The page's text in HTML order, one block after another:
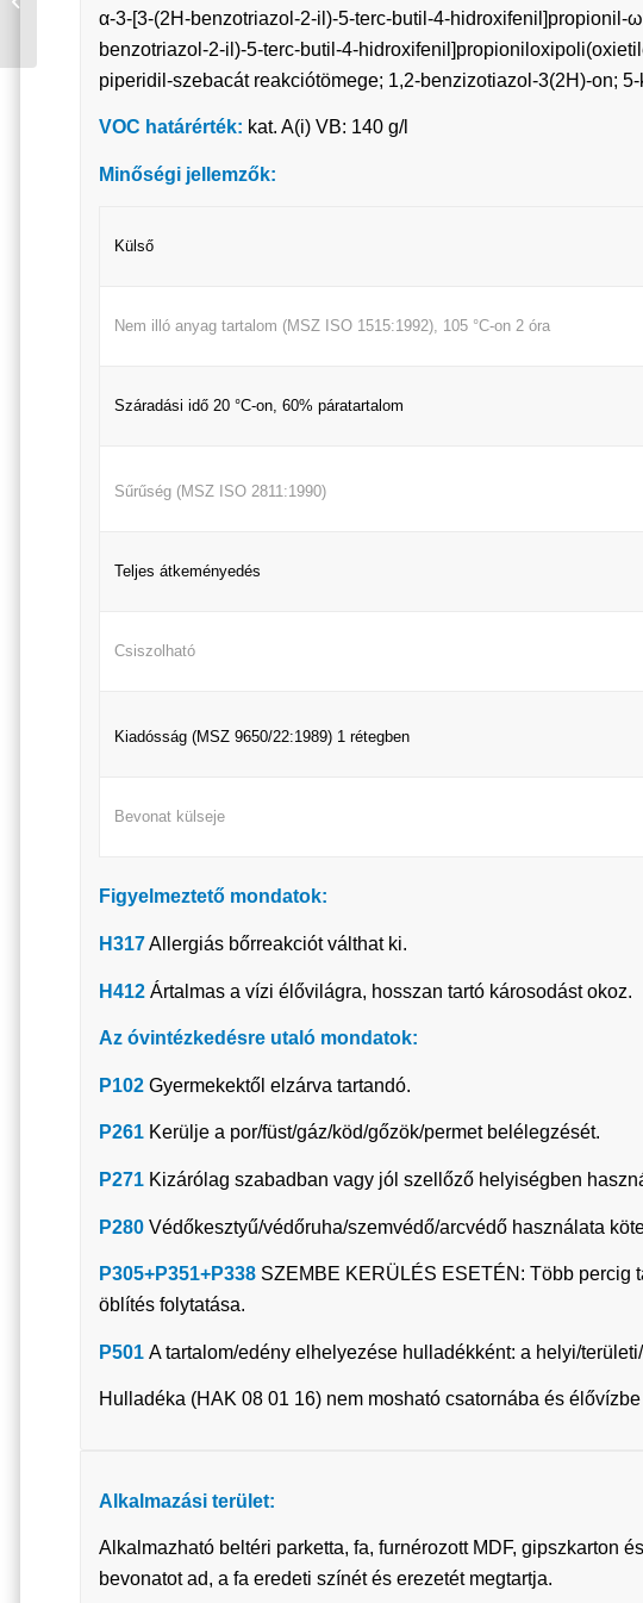
α-3-[3-(2H-benzotriazol-2-il)-5-terc-butil-4-
benzotriazol-2-il)-5-terc-butil-4-
piperidil-szebacát reakciótömege; 1,2-benzizotiazol-3(2H)-on;
VOC határérték: kat. A(i) VB: 140 g/l
Minőségi jellemzők:
Külső
Nem illó anyag tartalom (MSZ ISO 1515:1992), 105 °C-on 2 óra
Száradási idő 20 °C-on, 60% páratartalom
Sűrűség (MSZ ISO 2811:1990)
Teljes átkeményedés
Csiszolható
Kiadósság (MSZ 9650/22:1989) 1 rétegben
Bevonat külseje
Figyelmeztető mondatok:
H317Allergiás bőrreakciót válthat ki.
H412 Ártalmas a vízi élővilágra, hosszan tartó károsodást okoz.
Az óvintézkedésre utaló mondatok:
P102 Gyermekektől elzárva tartandó.
P261 Kerülje a por/füst/gáz/köd/gőzök/permet belélegzését.
P271 Kizárólag szabadban vagy jól szellőző helyiségben
P280 Védőkesztyű/védőruha/szemvédő/arcvédő használata
P305+P351+P338 SZEMBE KERÜLÉS ESETÉN: Több percig
öblítés folytatása.
P501 A tartalom/edény elhelyezése hulladékként: a helyi/
Hulladéka (HAK 08 01 16) nem mosható csatornába és élővízbe
Alkalmazási terület:
Alkalmazható beltéri parketta, fa, furnérozott MDF, gipszkarton
bevonatot ad, a fa eredeti színét és erezetét megtartja.
AQUA FEHÉR
MAGASFÉNYŰ 0,75 L